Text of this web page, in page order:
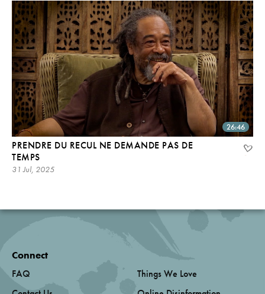
26:46
PRENDRE DU RECUL NE DEMANDE PAS DE
TEMPS
31 Jul, 2025
Connect
FAQ
Things We Love